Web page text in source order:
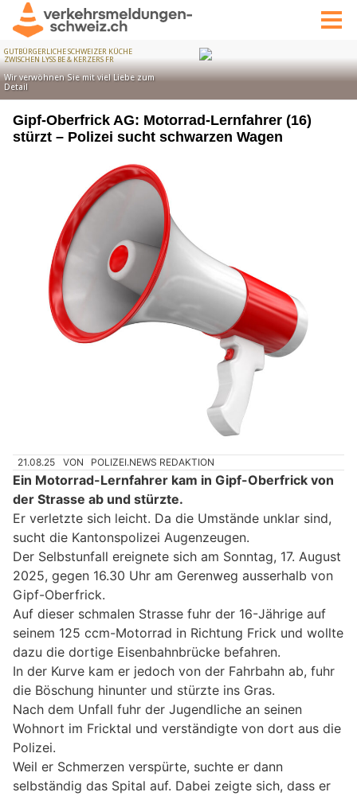
Gipf-Oberfrick AG: Motorrad-Lernfahrer (16)
stürzt – Polizei sucht schwarzen Wagen
21.08.25 VON POLIZEI.NEWS REDAKTION
Ein Motorrad-Lernfahrer kam in Gipf-Oberfrick von
der Strasse ab und stürzte.
Er verletzte sich leicht. Da die Umstände unklar sind,
sucht die Kantonspolizei Augenzeugen.
Der Selbstunfall ereignete sich am Sonntag, 17. August
2025, gegen 16.30 Uhr am Gerenweg ausserhalb von
Gipf-Oberfrick.
Auf dieser schmalen Strasse fuhr der 16-Jährige auf
seinem 125 ccm-Motorrad in Richtung Frick und wollte
dazu die dortige Eisenbahnbrücke befahren.
In der Kurve kam er jedoch von der Fahrbahn ab, fuhr
die Böschung hinunter und stürzte ins Gras.
Nach dem Unfall fuhr der Jugendliche an seinen
Wohnort im Fricktal und verständigte von dort aus die
Polizei.
Weil er Schmerzen verspürte, suchte er dann
selbständig das Spital auf. Dabei zeigte sich, dass er